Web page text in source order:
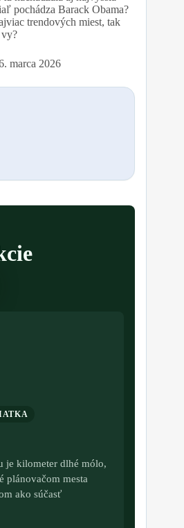
pochádza Barack Obama?
trendových miest, tak
marca 2026
je kilometer dlhé mólo,
plánovačom mesta
ako súčasť